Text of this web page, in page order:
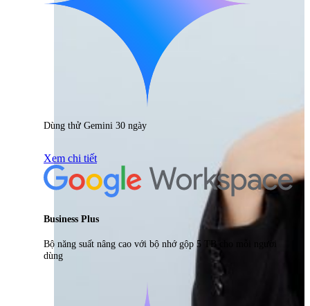
Dùng thử Gemini 30 ngày
Xem chi tiết
Business Plus
Bộ năng suất nâng cao với bộ nhớ gộp 5 TB cho mỗi người
dùng